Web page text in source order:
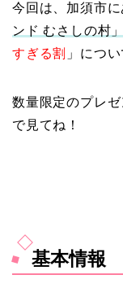
今回は、加須市
ンド むさしの村」
すぎる割 」につ
数量限定のプレ
で見てね！
基本情報